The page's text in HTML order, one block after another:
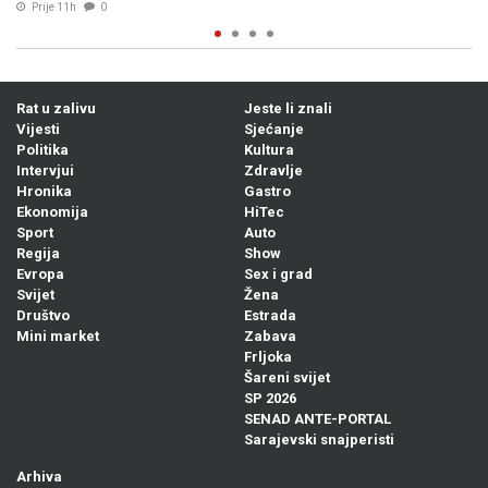
Rat u zalivu
Vijesti
Politika
Intervjui
Hronika
Ekonomija
Sport
Regija
Evropa
Svijet
Društvo
Mini market
Jeste li znali
Sjećanje
Kultura
Zdravlje
Gastro
HiTec
Auto
Show
Sex i grad
Žena
Estrada
Zabava
Frljoka
Šareni svijet
SP 2026
SENAD ANTE-PORTAL
Sarajevski snajperisti
Arhiva